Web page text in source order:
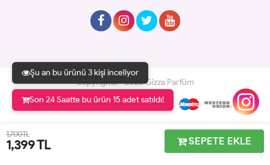
1,700 TL
1,399TL SEPETE EKLE
Şu an bu ürünü 3 kişi inceliyor
Son 24 Saatte bu ürün 15 adet satıldı!
Copyrights © 2026 Gizza Parfüm
Geliştir - powered by innovation
Anasayfa Sipariş Takibi İletişim